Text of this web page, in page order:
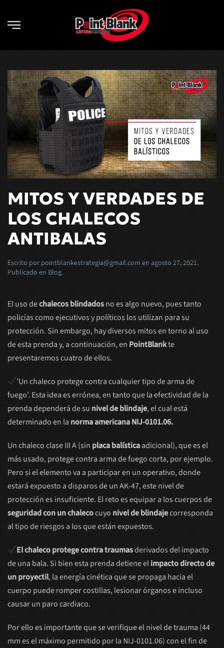
Skip to main content
MITOS Y VERDADES DE
LOS CHALECOS
ANTIBALAS
Escrito por pointblankestrategia@gmail.com en agosto 27, 2021.
Publicado en Blog.
El uso dechalecos blindadosno es algo nuevo, pues tanto
policías como ejecutivos y políticos los utilizan para su
protección. Sin embargo, hay diversos mitos en torno al uso
de esta prenda y, a continuación, en PointBlankte
presentaremos cuatro de ellos.
’Un chaleco protege contra cualquier tipo de arma de
fuego’. Esta idea es errónea, en tanto que la efectividad de la
prenda dependerá de su nivel de blindaje, el cual está
determinado en la norma americana NIJ-0101.06.
Un chaleco clase III A (sin placa balísticaadicional), que es el
más usado, protege contra arma de fuego corta, por ejemplo.
Pero si el elemento va a participar en un operativo, donde
estará expuesto a disparos de un AK-47, este nivel de
protección es insuficiente. El reto es equipar a los cuerpos de
seguridad con un chalecocuyo nivel de blindajecorresponda
al tipo de riesgos a los que están expuestos.
El chaleco protege contra traumasderivados del impacto
de una bala. Si bien esta prenda detiene elimpacto directo de
un proyectil, la energía cinética que se propaga hacia el
cuerpo puede romper costillas, lesionar órganos e incluso
causar un paro cardiaco.
Por ello es importante que se verifique el nivel de trauma (44
mm es el máximo permitido por la NIJ-0101.06) con el fin de